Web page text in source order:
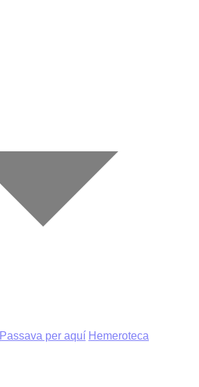
Passava per aquí Hemeroteca